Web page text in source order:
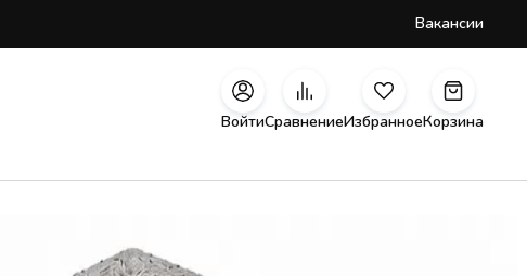
Вакансии
ВойтиСравнениеИзбранноеКорзина